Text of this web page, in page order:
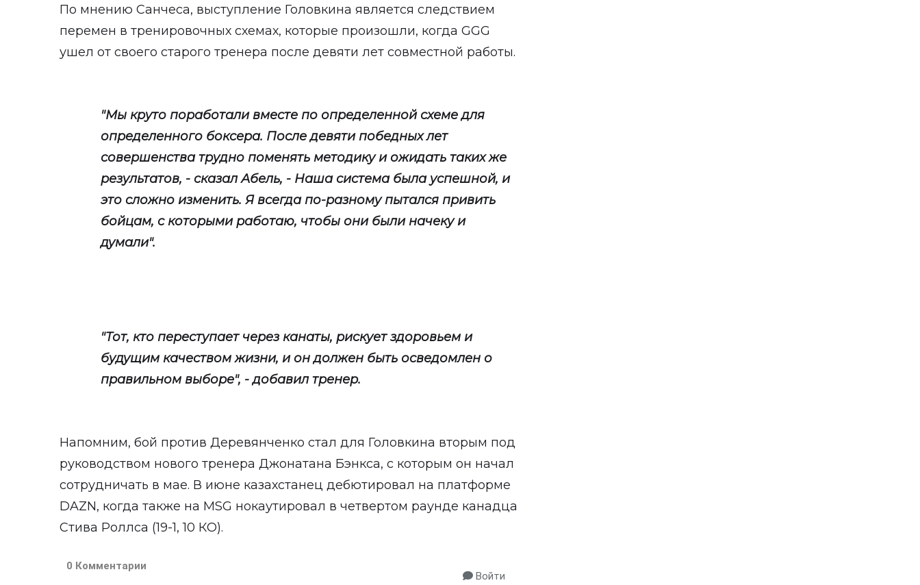
По мнению Санчеса, выступление Головкина является следствием
перемен в тренировочных схемах, которые произошли, когда GGG
ушел от своего старого тренера после девяти лет совместной работы.
"Мы круто поработали вместе по определенной схеме для
определенного боксера. После девяти победных лет
совершенства трудно поменять методику и ожидать таких же
результатов, - сказал Абель, - Наша система была успешной, и
это сложно изменить. Я всегда по-разному пытался привить
бойцам, с которыми работаю, чтобы они были начеку и
думали".
"Тот, кто переступает через канаты, рискует здоровьем и
будущим качеством жизни, и он должен быть осведомлен о
правильном выборе", - добавил тренер.
Напомним, бой против Деревянченко стал для Головкина вторым под
руководством нового тренера Джонатана Бэнкса, с которым он начал
сотрудничать в мае. В июне казахстанец дебютировал на платформе
DAZN, когда также на MSG нокаутировал в четвертом раунде канадца
Стива Роллса (19-1, 10 КО).
0 Комментарии
Войти